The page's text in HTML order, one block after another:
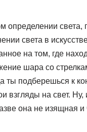
определении
света в
на том, где
шара со
подберешься к
на свет. Ну,
она не изящная и